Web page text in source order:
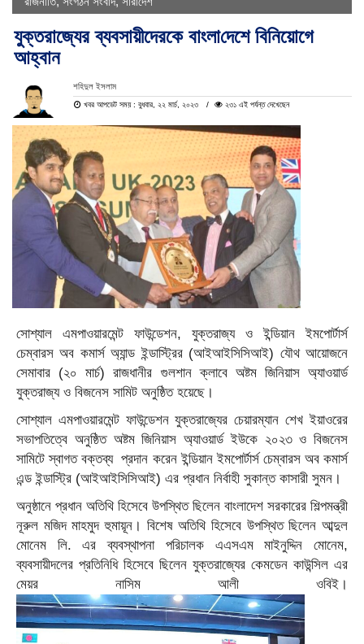
যুক্তরাজ্যের ব্যবসায়ীদেরকে বাংলা‌দেশে বিনিয়োগে
আ‌হ্বান
শ‌হিদুল ইসলাম
খবর আপডেট সময় : বুধবার, ২২ মার্চ, ২০২৩ ২৩১ এই পর্যন্ত দেখেছেন
সোশ্যাল এমপাওয়ারমেন্ট ফাউন্ডেশন, যুক্তরাজ্য ও ইন্ডিয়ান ইমপোর্টার্স
চেম্বারস অব কমার্স অ্যান্ড ইন্ডাস্ট্রির (আইআইসিসিআই) যৌথ আয়োজনে
সেমাবার (২০ মার্চ) রাজধানীর গুলশান ক্লাবে অষ্টম জিনিয়াস অ্যাওয়ার্ড
যুক্তরাজ্য ও বিজনেস সামিট অনুষ্ঠিত হয়েছে।
সোশ্যাল এমপাওয়ারমেন্ট ফাউন্ডেশন যুক্তরাজ্যের চেয়ারম্যান শেখ ইয়াওরের
সভাপতিত্বে অনুষ্ঠিত অষ্টম জিনিয়াস অ্যাওয়ার্ড ইউকে ২০২৩ ও বিজনেস
সামিটে স্বাগত বক্তব্য প্রদান করেন ইন্ডিয়ান ইমপোর্টার্স চেম্বারস অব কমার্স
এন্ড ইন্ডাস্ট্রি (আইআইসিসিআই) এর প্রধান নির্বাহী সুকান্ত কাসারী সুমন।
অনুষ্ঠানে প্রধান অতিথি হিসেবে উপস্থিত ছিলেন বাংলাদেশ সরকারের শিল্পমন্ত্রী
নূরুল মজিদ মাহমুদ হুমায়ূন। বিশেষ অতিথি হিসেবে উপস্থিত ছিলেন আব্দুল
মোনেম লি. এর ব্যবস্থাপনা পরিচালক এএসএম মাইনুদ্দিন মোনেম,
ব্যবসায়ীদলের প্রতিনিধি হিসেবে ছিলেন যুক্তরাজ্যের কেমডেন কাউন্সিল এর
মেয়র নাসিম আলী ওবিই।